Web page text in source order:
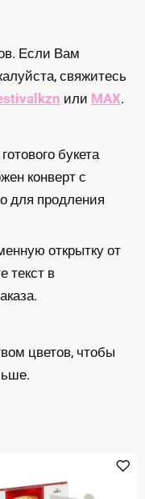
Если Вам
свяжитесь
или MAX.
букета
конверт с
для продления
открытку от
текст в
цветов, чтобы